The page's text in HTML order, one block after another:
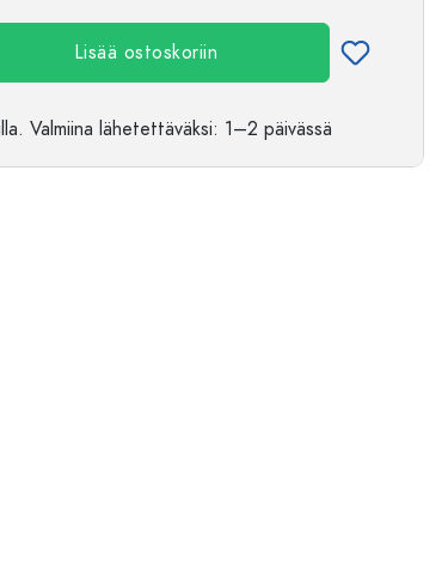
Lisää ostoskoriin
Valmiina lähetettäväksi: 1–2 päivässä